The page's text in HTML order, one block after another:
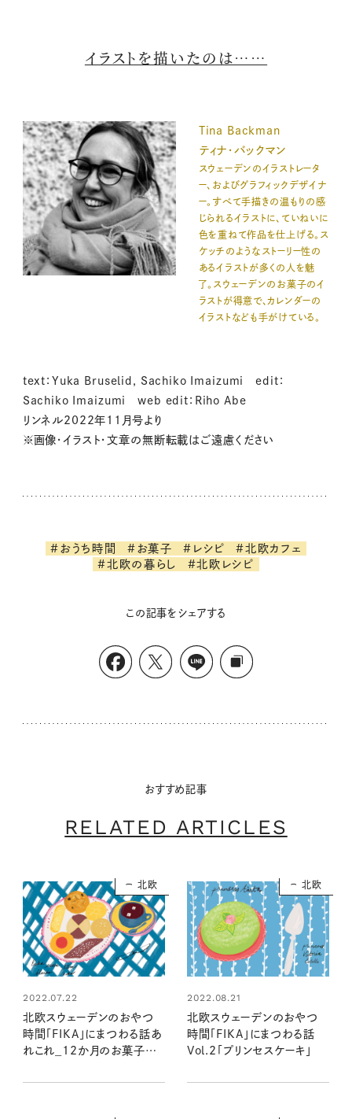
イラストを描いたのは……
Tina Backman
ティナ・バックマン
スウェーデンのイラストレータ
ー、およびグラフィックデザイナ
ー。すべて手描きの温もりの感
じられるイラストに、ていねいに
色を重ねて作品を仕上げる。ス
ケッチのようなストーリー性の
あるイラストが多くの人を魅
了。スウェーデンのお菓子のイ
ラストが得意で、カレンダーの
イラストなども手がけている。
text：Yuka Bruselid, Sachiko Imaizumi edit：
Sachiko Imaizumi web edit：Riho Abe
リンネル2022年11月号より
※画像・イラスト・文章の無断転載はご遠慮ください
#おうち時間 #お菓子 #レシピ
#北欧カフェ
#北欧の暮らし
#北欧レシピ
この記事をシェアする
おすすめ記事
RELATED ARTICLES
北欧
2022.07.22
北欧スウェーデンのおやつ
時間「FIKA」にまつわる話あ
れこれ_12か月のお菓子
北欧
2022.08.21
北欧スウェーデンのおやつ
時間「FIKA」にまつわる話
Vol.2「プリンセスケーキ」